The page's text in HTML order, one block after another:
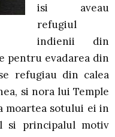
isi aveau
refugiul
indienii din
pentru evadarea din
refugiau din calea
si nora lui Temple
moartea sotului ei in
si principalul motiv